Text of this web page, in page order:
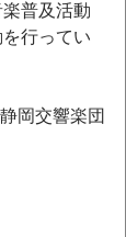
普及活動
行ってい
岡交響楽団